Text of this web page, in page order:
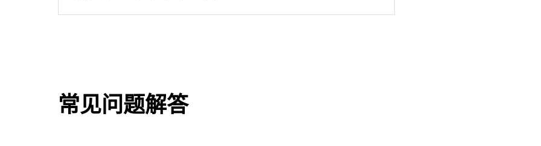
常见问题解答